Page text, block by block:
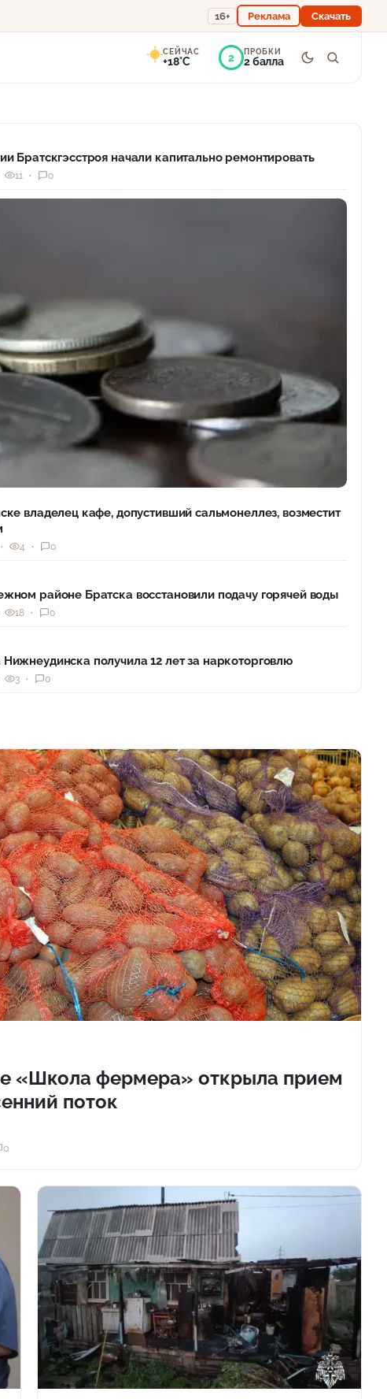
16+ Реклама Скачать
СЕЙЧАС
+18°C 2 ПРОБКИ
2 балла
Братскгэсстроя начали капитально ремонтировать
11 0
владелец кафе, допустивший сальмонеллез, возместит
4 0
районе Братска восстановили подачу горячей воды
18 0
получила 12 лет за наркоторговлю
3 0
«Школа фермера» открыла прием
поток
0